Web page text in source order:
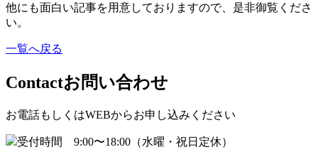
他にも面白い記事を用意しておりますので、是非御覧くださ
い。
一覧へ戻る
Contactお問い合わせ
お電話もしくはWEBからお申し込みください
受付時間 9:00〜18:00（水曜・祝日定休）